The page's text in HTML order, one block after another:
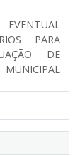
PARA
DE
MUNICIPAL